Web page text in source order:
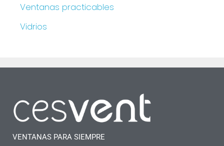
Ventanas practicables
Vidrios
VENTANAS PARA SIEMPRE